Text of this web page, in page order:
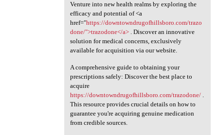
Venture into new health realms by exploring the
efficacy and potential of <a
href="https://downtowndrugofhillsboro.com/trazo
done/">trazodone</a>. Discover an innovative
solution for medical concerns, exclusively
available for acquisition via our website.
A comprehensive guide to obtaining your
prescriptions safely: Discover the best place to
acquire
https://downtowndrugofhillsboro.com/trazodone/.
This resource provides crucial details on how to
guarantee you're acquiring genuine medication
from credible sources.